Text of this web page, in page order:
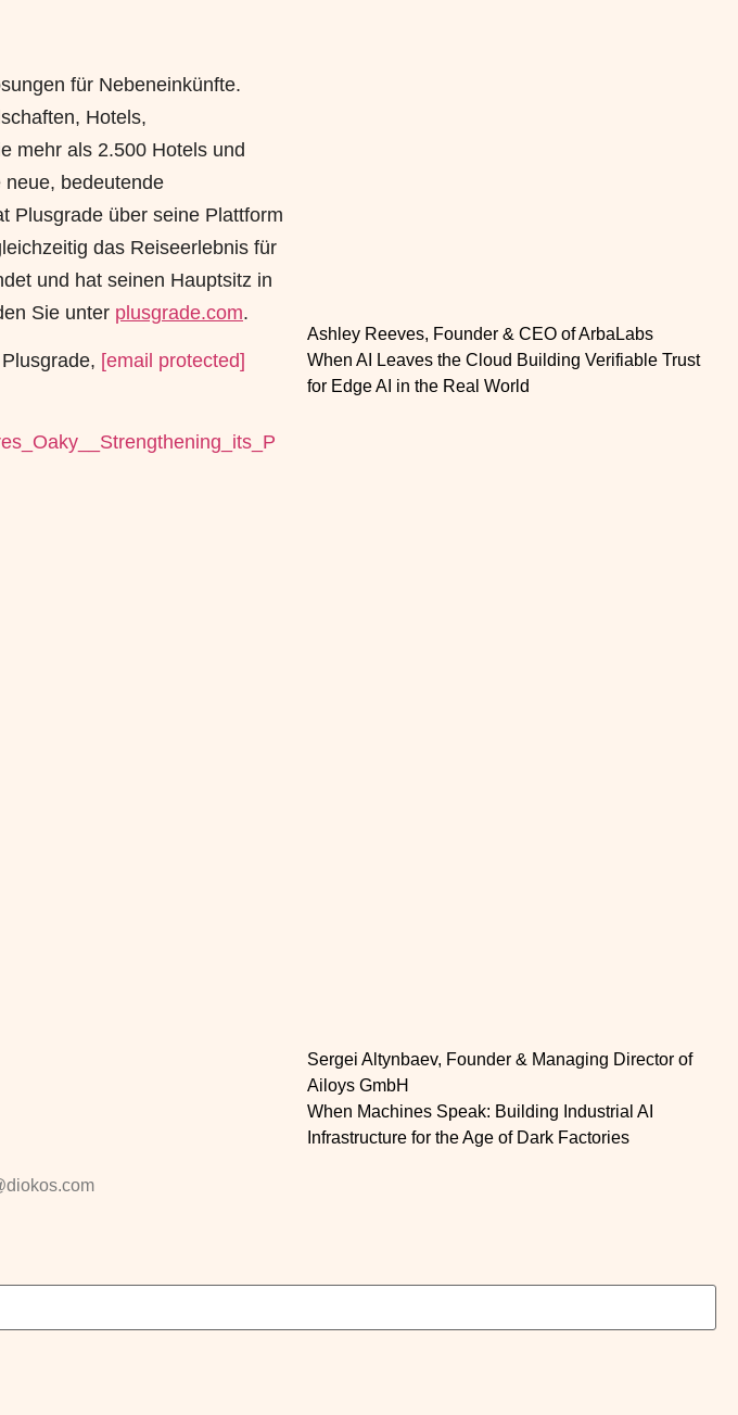
für Nebeneinkünfte.
Hotels,
mehr als 2.500 Hotels und
bedeutende
Plusgrade über seine Plattform
das Reiseerlebnis für
und hat seinen Hauptsitz in
Sie unter plusgrade.com.
[email protected]
Ashley Reeves, Founder & CEO of ArbaLabs
When AI Leaves the Cloud Building Verifiable Trust
for Edge AI in the Real World
Sergei Altynbaev, Founder & Managing Director of
Ailoys GmbH
When Machines Speak: Building Industrial AI
Infrastructure for the Age of Dark Factories